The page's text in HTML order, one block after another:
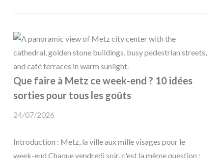
Que faire à Metz ce week-end ? 10 idées
sorties pour tous les goûts
24/07/2026
Introduction : Metz, la ville aux mille visages pour le
week-end Chaque vendredi soir, c'est la même question :